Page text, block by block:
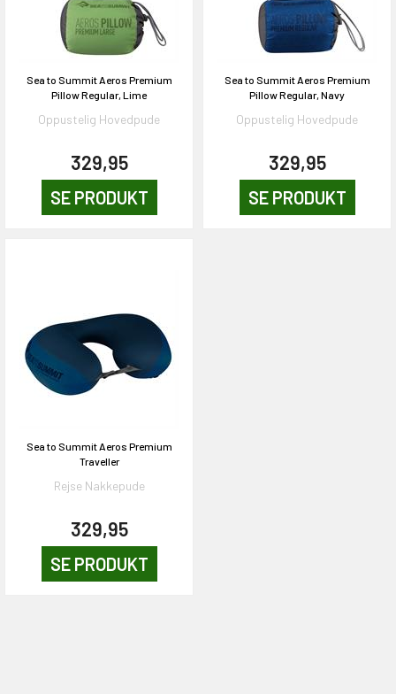
Sea to Summit Aeros Premium
Pillow Regular, Lime
Oppustelig Hovedpude
329,95
SE PRODUKT
Sea to Summit Aeros Premium
Pillow Regular, Navy
Oppustelig Hovedpude
329,95
SE PRODUKT
Sea to Summit Aeros Premium
Traveller
Rejse Nakkepude
329,95
SE PRODUKT
PÅ
om et gavekort på
om måneden
VIND!
NEJ TAK!